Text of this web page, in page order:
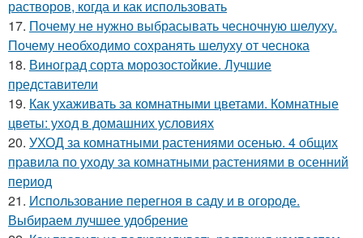
растворов, когда и как использовать
17. Почему не нужно выбрасывать чесночную шелуху.
Почему необходимо сохранять шелуху от чеснока
18. Виноград сорта морозостойкие. Лучшие
представители
19. Как ухаживать за комнатными цветами. Комнатные
цветы: уход в домашних условиях
20. УХОД за комнатными растениями осенью. 4 общих
правила по уходу за комнатными растениями в осенний
период
21. Использование перегноя в саду и в огороде.
Выбираем лучшее удобрение